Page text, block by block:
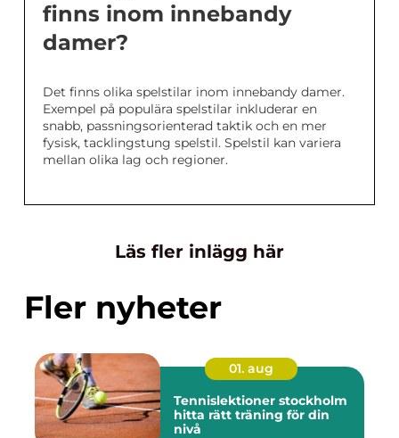
finns inom innebandy
damer?
Det finns olika spelstilar inom innebandy damer.
Exempel på populära spelstilar inkluderar en
snabb, passningsorienterad taktik och en mer
fysisk, tacklingstung spelstil. Spelstil kan variera
mellan olika lag och regioner.
Läs fler inlägg här
Fler nyheter
01. aug
Tennislektioner stockholm
hitta rätt träning för din
nivå